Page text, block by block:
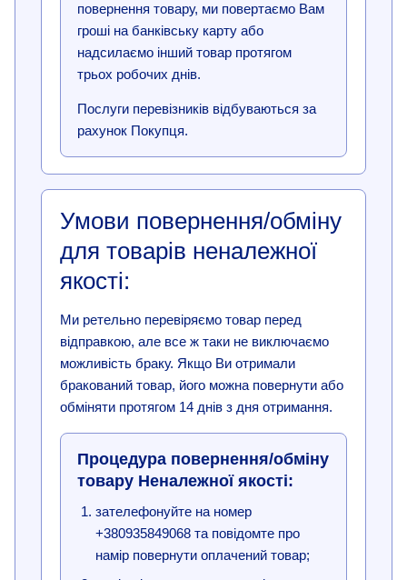
повернення товару, ми повертаємо Вам
гроші на банківську карту або
надсилаємо інший товар протягом
трьох робочих днів.
Послуги перевізників відбуваються за
рахунок Покупця.
Умови повернення/обміну
для товарів неналежної
якості:
Ми ретельно перевіряємо товар перед
відправкою, але все ж таки не виключаємо
можливість браку. Якщо Ви отримали
бракований товар, його можна повернути або
обміняти протягом 14 днів з дня отримання.
Процедура повернення/обміну
товару Неналежної якості:
зателефонуйте на номер
+380935849068 та повідомте про
намір повернути оплачений товар;